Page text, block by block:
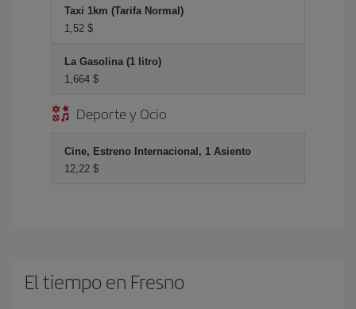
Taxi 1km (Tarifa Normal)
1,52 $
La Gasolina (1 litro)
1,664 $
Deporte y Ocio
Cine, Estreno Internacional, 1 Asiento
12,22 $
El tiempo en Fresno